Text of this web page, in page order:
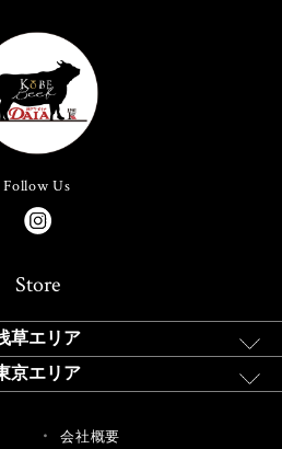
Follow Us
Store
草エリア
京エリア
会社概要